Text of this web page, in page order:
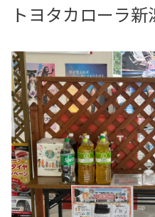
トヨタカローラ